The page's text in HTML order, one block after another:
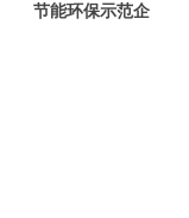
节能环保示范企